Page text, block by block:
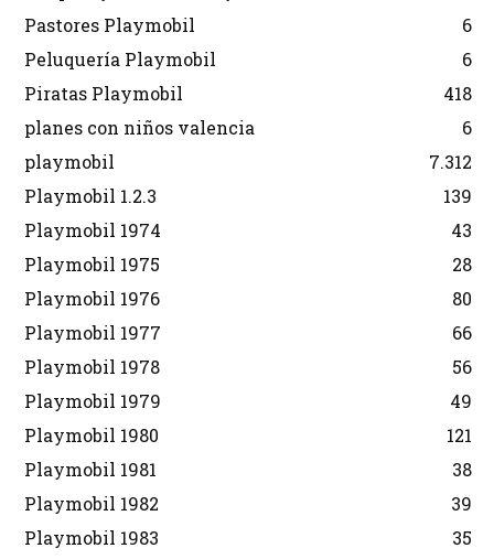
Pastores Playmobil
6
Peluquería Playmobil
6
Piratas Playmobil
418
planes con niños valencia
6
playmobil
7.312
Playmobil 1.2.3
139
Playmobil 1974
43
Playmobil 1975
28
Playmobil 1976
80
Playmobil 1977
66
Playmobil 1978
56
Playmobil 1979
49
Playmobil 1980
121
Playmobil 1981
38
Playmobil 1982
39
Playmobil 1983
35